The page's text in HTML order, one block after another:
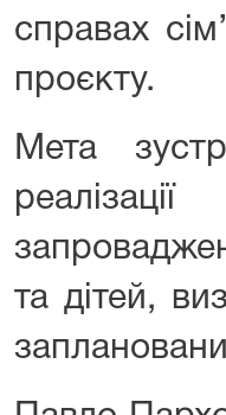
справах
проєкту.
Мета
та дітей,